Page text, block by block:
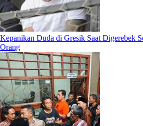
Kepanikan Duda di Gresik Saat Digerebek
Orang